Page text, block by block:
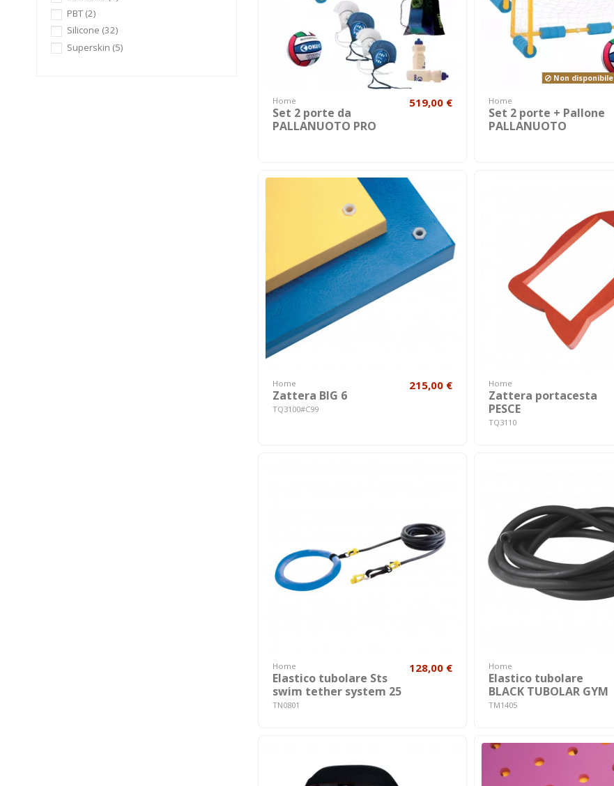
Home
Set 2 porte da
PALLANUOTO PRO
519,00 €
Non disponibile
Home
Set 2 porte + Pallone
PALLANUOTO
Home
Zattera BIG 6
TQ3100#C99
215,00 € Home
Zattera portacesta
PESCE
TQ3110
Home
Elastico tubolare Sts
swim tether system 25
TN0801
128,00 € Home
Elastico tubolare
BLACK TUBOLAR GYM
TM1405
PBT (2)
Silicone (32)
Superskin (5)